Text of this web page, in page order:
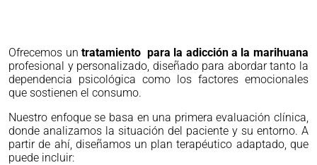
Ofrecemos untratamiento para la adicción a la marihuana
profesional y personalizado, diseñado para abordar tanto la
dependencia psicológica como los factores emocionales
que sostienen el consumo.
Nuestro enfoque se basa en una primera evaluación clínica,
donde analizamos la situación del paciente y su entorno. A
partir de ahí, diseñamos un plan terapéutico adaptado, que
puede incluir: